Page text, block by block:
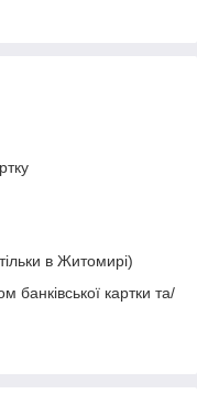
в Житомирі)
банківської картки та/